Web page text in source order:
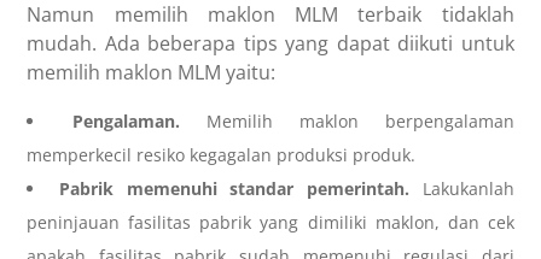
Namun memilih maklon MLM terbaik tidaklah
mudah. Ada beberapa tips yang dapat diikuti untuk
memilih maklon MLM yaitu:
Pengalaman. Memilih maklon berpengalaman
memperkecil resiko kegagalan produksi produk.
Pabrik memenuhi standar pemerintah. Lakukanlah
peninjauan fasilitas pabrik yang dimiliki maklon, dan cek